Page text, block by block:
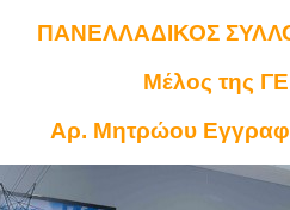
ΠΑΝΕΛΛΑΔΙΚΟΣ
Μέλος της
Αρ. Μητρώου